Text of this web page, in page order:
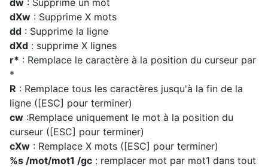
dw : Supprime un mot
dXw : Supprime X mots
dd : Supprime la ligne
dXd : supprime X lignes
r* : Remplace le caractère à la position du curseur par
*
R : Remplace tous les caractères jusqu'à la fin de la
ligne ([ESC] pour terminer)
cw :Remplace uniquement le mot à la position du
curseur ([ESC] pour terminer)
cXw : Remplace X mots ([ESC] pour terminer)
%s /mot/mot1 /gc : remplacer mot par mot1 dans tout